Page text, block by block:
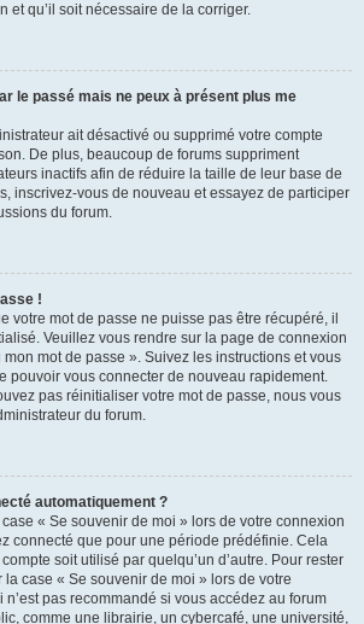
et qu’il soit nécessaire de la corriger.
le passé mais ne peux à présent plus me
ait désactivé ou supprimé votre compte
De plus, beaucoup de forums suppriment
inactifs afin de réduire la taille de leur base de
inscrivez-vous de nouveau et essayez de participer
du forum.
!
votre mot de passe ne puisse pas être récupéré, il
Veuillez vous rendre sur la page de connexion
mon mot de passe ». Suivez les instructions et vous
pouvoir vous connecter de nouveau rapidement.
pas réinitialiser votre mot de passe, nous vous
du forum.
automatiquement ?
« Se souvenir de moi » lors de votre connexion
connecté que pour une période prédéfinie. Cela
soit utilisé par quelqu’un d’autre. Pour rester
case « Se souvenir de moi » lors de votre
pas recommandé si vous accédez au forum
comme une librairie, un cybercafé, une université,